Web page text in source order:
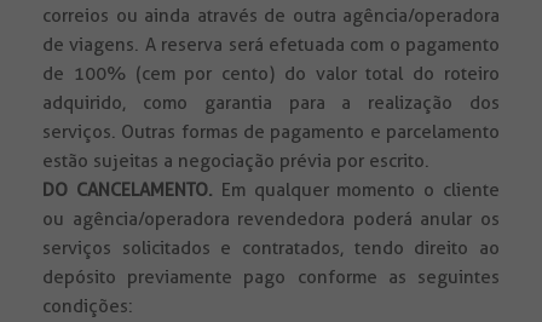
correios ou ainda através de outra agência/operadora
de viagens. A reserva será efetuada com o pagamento
de 100% (cem por cento) do valor total do roteiro
adquirido, como garantia para a realização dos
serviços. Outras formas de pagamento e parcelamento
estão sujeitas a negociação prévia por escrito.
DO CANCELAMENTO. Em qualquer momento o cliente
ou agência/operadora revendedora poderá anular os
serviços solicitados e contratados, tendo direito ao
depósito previamente pago conforme as seguintes
condições: